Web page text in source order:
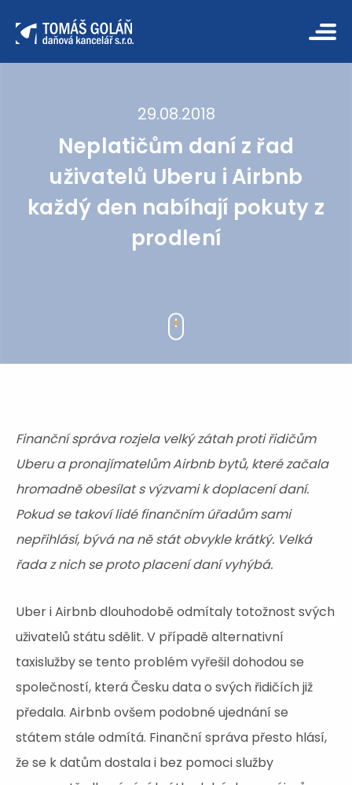
29.08.2018
Neplatičům daní z řad
uživatelů Uberu i Airbnb
každý den nabíhají pokuty z
prodlení
Finanční správa rozjela velký zátah proti řidičům
Uberu a pronajímatelům Airbnb bytů, které začala
hromadně obesílat s výzvami k doplacení daní.
Pokud se takoví lidé finančním úřadům sami
nepřihlásí, bývá na ně stát obvykle krátký. Velká
řada z nich se proto placení daní vyhýbá.
Uber i Airbnb dlouhodobě odmítaly totožnost svých
uživatelů státu sdělit. V případě alternativní
taxislužby se tento problém vyřešil dohodou se
společností, která Česku data o svých řidičích již
předala. Airbnb ovšem podobné ujednání se
státem stále odmítá. Finanční správa přesto hlásí,
že se k datům dostala i bez pomoci služby